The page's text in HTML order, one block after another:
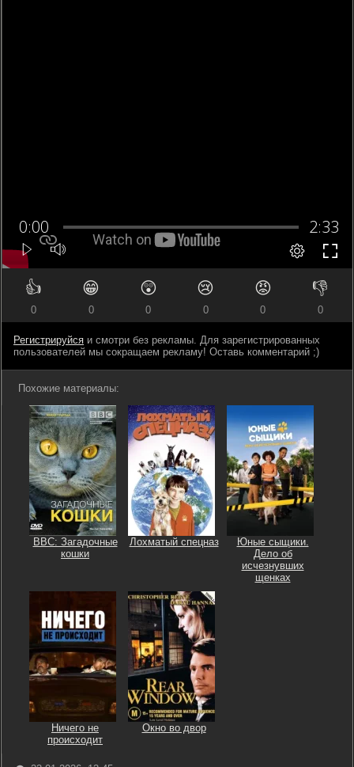
👍
0
😁
0
😲
0
😢
0
😡
0
👎
0
Регистрируйся и смотри без рекламы. Для зарегистрированных
пользователей мы сокращаем рекламу! Оставь комментарий ;)
Похожие материалы:
BBC: Загадочные
кошки
Лохматый спецназ
Юные сыщики.
Дело об
исчезнувших
щенках
Ничего не
происходит
Окно во двор